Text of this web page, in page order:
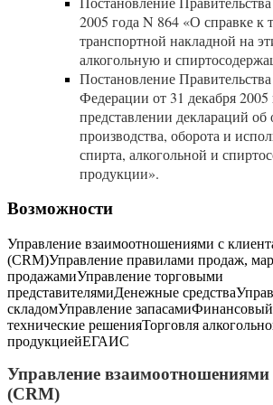
2005 года N 864 «О справке к
транспортной накладной на
алкогольную и
Постановление
Федерации от 31 декабря
представлении деклараций об
производства, оборота и
спирта, алкогольной и
продукции».
Возможности
Управление взаимоотношениями с
(CRM)Управление правилами продаж,
продажамиУправление торговыми
представителямиДенежные средства
складомУправление запасамиФинансовый
технические решенияТорговля
продукциейЕГАИС
Управление взаимоотношениями
(CRM)